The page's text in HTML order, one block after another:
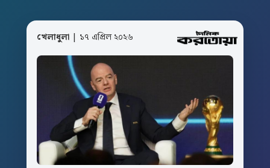
খেলাধুলা | ১৭ এপ্রিল ২০২৬